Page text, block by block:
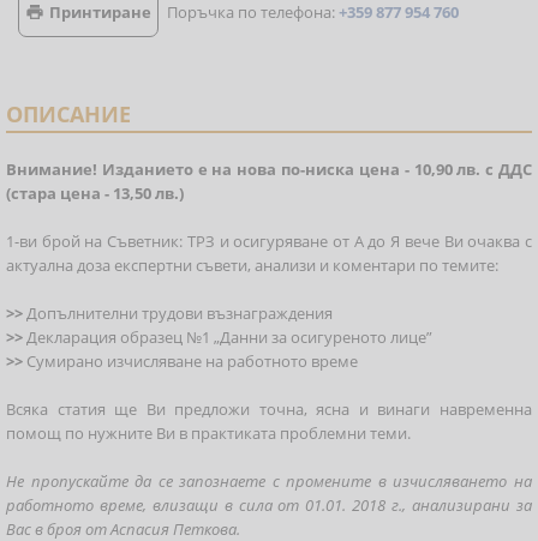
 Принтиране Поръчка по телефона:+359 877 954 760
ОПИСАНИЕ
Внимание! Изданието е на нова по-ниска цена - 10,90 лв. с ДДС
(стара цена - 13,50 лв.)​
1-ви брой на Съветник: ТРЗ и осигуряване от А до Я вече Ви очаква с
актуална доза експертни съвети, анализи и коментари по темите:
>>Допълнителни трудови възнаграждения
>>Декларация образец №1 „Данни за осигуреното лице”
>> Сумирано изчисляване на работното време
Всяка статия ще Ви предложи точна, ясна и винаги навременна
помощ по нужните Ви в практиката проблемни теми.
Не пропускайте да се запознаете с промените в изчисляването на
работното време, влизащи в сила от 01.01. 2018 г., анализирани за
Вас в броя от Аспасия Петкова.